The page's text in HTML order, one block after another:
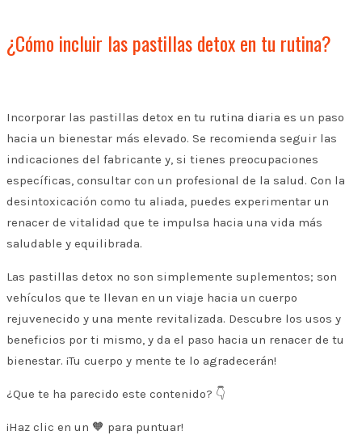
¿Cómo incluir las pastillas detox en tu rutina?
Incorporar las pastillas detox en tu rutina diaria es un paso
hacia un bienestar más elevado. Se recomienda seguir las
indicaciones del fabricante y, si tienes preocupaciones
específicas, consultar con un profesional de la salud. Con la
desintoxicación como tu aliada, puedes experimentar un
renacer de vitalidad que te impulsa hacia una vida más
saludable y equilibrada.
Las pastillas detox no son simplemente suplementos; son
vehículos que te llevan en un viaje hacia un cuerpo
rejuvenecido y una mente revitalizada. Descubre los usos y
beneficios por ti mismo, y da el paso hacia un renacer de tu
bienestar. ¡Tu cuerpo y mente te lo agradecerán!
¿Que te ha parecido este contenido? 👇
¡Haz clic en un 🧡 para puntuar!